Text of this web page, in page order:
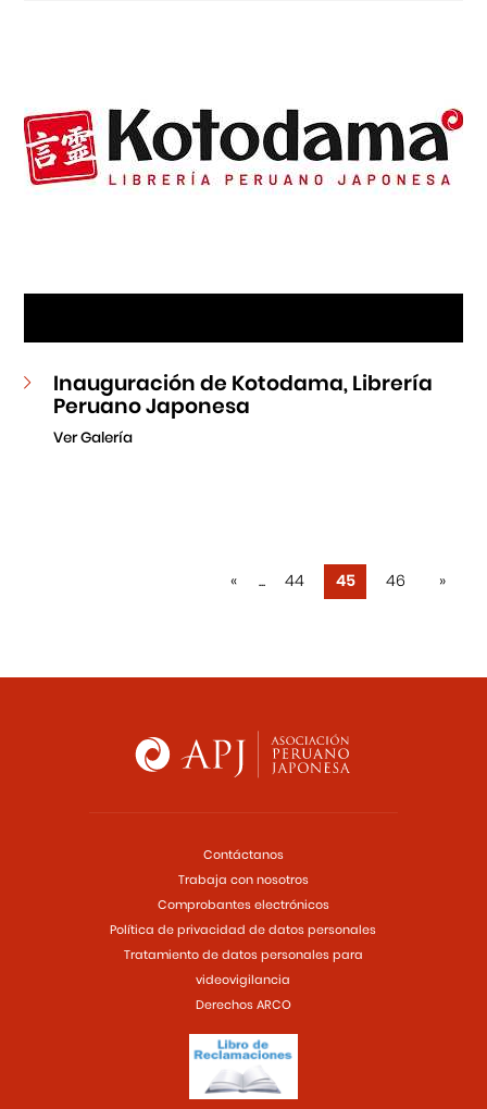
Inauguración de Kotodama, Librería
Peruano Japonesa
Ver Galería
« ... 44 45 46 »
Contáctanos
Trabaja con nosotros
Comprobantes electrónicos
Política de privacidad de datos personales
Tratamiento de datos personales para
videovigilancia
Derechos ARCO